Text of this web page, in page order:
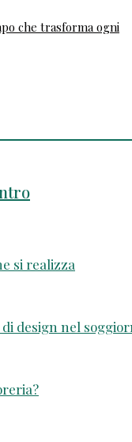
che trasforma ogni
si realizza
design nel